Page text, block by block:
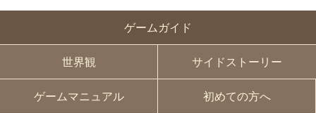
ゲームガイド
世界観 サイドストーリー
ゲームマニュアル 初めての方へ